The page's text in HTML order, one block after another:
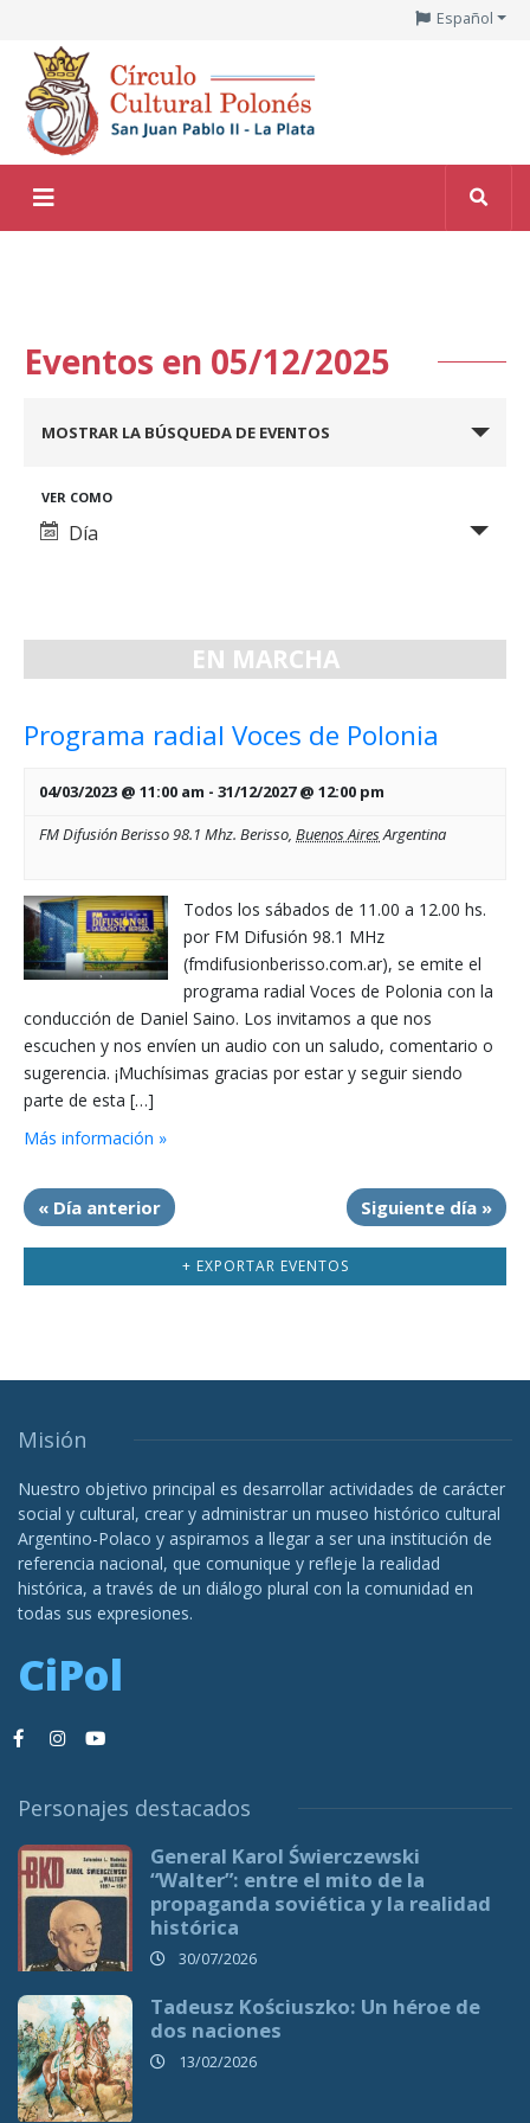
Español
Eventos en 05/12/2025
Navegación
búsqueda
y
de
Eventos
MOSTRAR LA BÚSQUEDA DE EVENTOS
Navegación
de
VER COMO
Día
EN MARCHA
Programa radial Voces de Polonia
04/03/2023 @ 11:00 am - 31/12/2027 @ 12:00 pm
FM Difusión Berisso 98.1 Mhz. Berisso, Buenos AiresArgentina
Todos los sábados de 11.00 a 12.00 hs.
por FM Difusión 98.1 MHz
(fmdifusionberisso.com.ar), se emite el
programa radial Voces de Polonia con la
conducción de Daniel Saino. Los invitamos a que nos
escuchen y nos envíen un audio con un saludo, comentario o
sugerencia. ¡Muchísimas gracias por estar y seguir siendo
parte de esta […]
Más información »
« Día anterior Siguiente día »
+ EXPORTAR EVENTOS
Misión
Nuestro objetivo principal es desarrollar actividades de carácter
social y cultural, crear y administrar un museo histórico cultural
Argentino-Polaco y aspiramos a llegar a ser una institución de
referencia nacional, que comunique y refleje la realidad
histórica, a través de un diálogo plural con la comunidad en
todas sus expresiones.
CiPol
Personajes destacados
General Karol Świerczewski
“Walter”: entre el mito de la
propaganda soviética y la realidad
histórica
30/07/2026
Tadeusz Kościuszko: Un héroe de
dos naciones
13/02/2026